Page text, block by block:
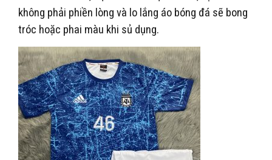
không phải phiền lòng và lo lắng áo bóng đá sẽ bong
tróc hoặc phai màu khi sủ dụng.